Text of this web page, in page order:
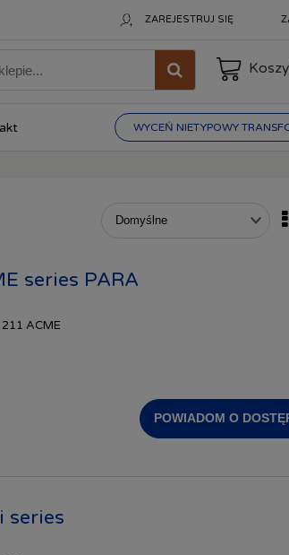
ZAREJESTRUJ SIĘ
WYCEŃ NIETYPOWY
series PARA
ACME
POWIADOM O
series